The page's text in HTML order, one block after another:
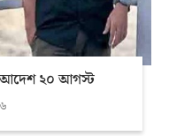
আদেশ ২০ আগস্ট